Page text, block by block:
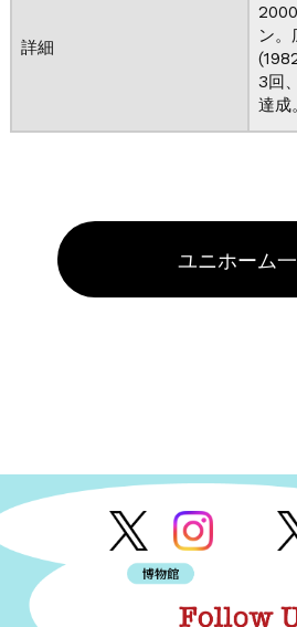
詳細
ン
3回
達成。
ユニホーム